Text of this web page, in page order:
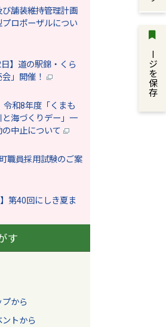
舗装維持管理計画
ロポーザルについ
日】道の駅錦・くら
」開催！
令和8年度「くまも
と海づくりデー」一
中止について
職員採用試験のご案
第40回にしき夏ま
す
から
トから
ページを保存